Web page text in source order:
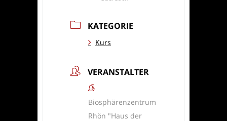
KATEGORIE
Kurs
VERANSTALTER
Biosphärenzentrum
Rhön "Haus der